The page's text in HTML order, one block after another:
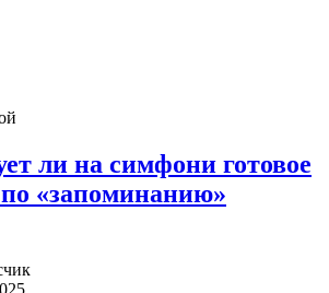
ли на симфони готовое
«запоминанию»